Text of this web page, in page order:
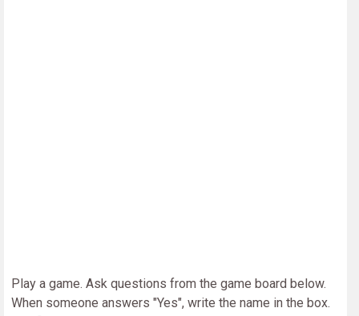
Play a game. Ask questions from the game board below.
When someone answers "Yes", write the name in the box.